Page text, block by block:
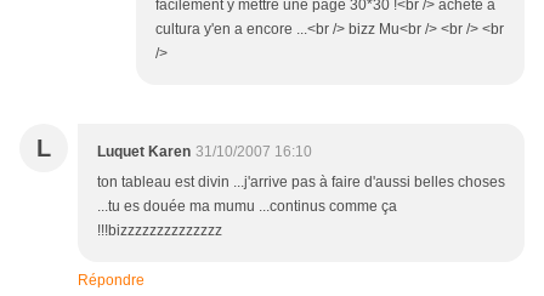
facilement y mettre une page 30*30 !<br /> acheté à
cultura y'en a encore ...<br /> bizz Mu<br /> <br /> <br
/>
L Luquet Karen 31/10/2007 16:10
ton tableau est divin ...j'arrive pas à faire d'aussi belles choses
...tu es douée ma mumu ...continus comme ça
!!!bizzzzzzzzzzzzzz
Répondre